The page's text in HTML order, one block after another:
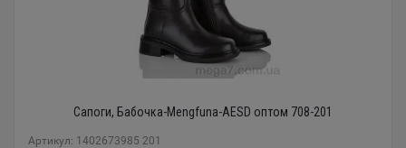
Сапоги, Бабочка-Mengfuna-AESD оптом 708-201
Артикул: 1402673985 201